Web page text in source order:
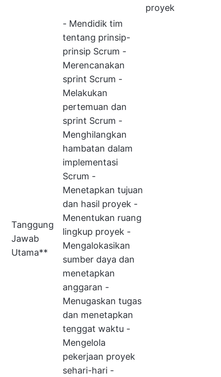
proyek
Tanggung
Jawab
Utama**
- Mendidik tim
tentang prinsip-
prinsip Scrum -
Merencanakan
sprint Scrum -
Melakukan
pertemuan dan
sprint Scrum -
Menghilangkan
hambatan dalam
implementasi
Scrum -
Menetapkan tujuan
dan hasil proyek -
Menentukan ruang
lingkup proyek -
Mengalokasikan
sumber daya dan
menetapkan
anggaran -
Menugaskan tugas
dan menetapkan
tenggat waktu -
Mengelola
pekerjaan proyek
sehari-hari -